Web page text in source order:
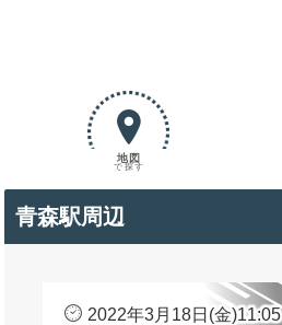
地図
で探す
青森駅周辺
2022年3月18日(金)11:05